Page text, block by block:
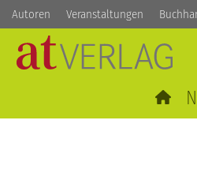
Autoren Veranstaltungen